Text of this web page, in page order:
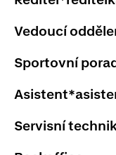
Vedoucí
Sportovní
Servisní